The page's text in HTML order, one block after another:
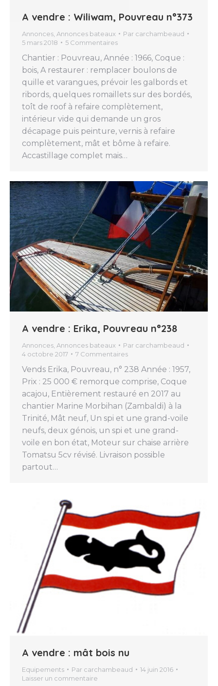
A vendre : Wiliwam, Pouvreau n°373
Annonces Annonces bateaux Par carchambeaud
5 mars 2018
5 Commentaires
Chantier : Pouvreau, Année : 1966, Coque :
bois, A restaurer : remplacer boulons de
quille et varangues, prévoir les galbords et
ribords, quelques romaillets sur des bordés,
toît de roof à refaire complètement,
intérieur vide qui demande un gros
décapage puis peinture, vernis à refaire
complètement, mât et bôme à refaire.
Accastillage complet mais…
A vendre : Erika, Pouvreau n°238
Annonces, Annonces bateaux Par carchambeaud
4 octobre 2017
7 Commentaires
Vends Erika, Pouvreau, n° 238 Année : 1957,
Prix : 25 000 € remorque comprise, Coque
acajou, Entièrement restauré en 2017 au
chantier Marine Morbihan (Zambaldi) à la
Trinité, Mât neuf, Un spi et une grand-voile
neufs, deux génois, un spi et une grand-
voile en bon état, Moteur sur chaise arrière
Tomatsu 5cv révisé. Livraison possible
partout…
A vendre : mât bois nu
Equipements Par carchambeaud
14 juin 2016
Laisser un commentaire